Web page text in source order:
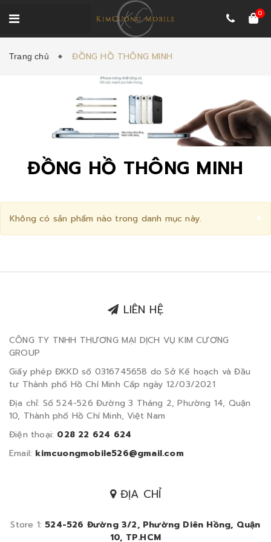
0
Trang chủ ĐỒNG HỒ THÔNG MINH
ĐỒNG HỒ THÔNG MINH
×
Không có sản phẩm nào trong danh mục này.
LIÊN HỆ
CÔNG TY TNHH THƯƠNG MẠI DỊCH VỤ KIM CƯƠNG
GROUP
Giấy phép ĐKKD số 0316745658 do Sở Kế hoạch và Đầu
tư Thành phố Hồ Chí Minh Cấp ngày 12/03/2021
Địa chỉ: Số 524-526 Đường 3 Tháng 2, Phường 14, Quận
10, Thành phố Hồ Chí Minh, Việt Nam
Điện thoại: 028 22 624 624
Email: kimcuongmobile526@gmail.com
ĐỊA CHỈ
Store 1: 524-526 Đường 3/2, Phường Diên Hồng, Quận
10, TP.HCM